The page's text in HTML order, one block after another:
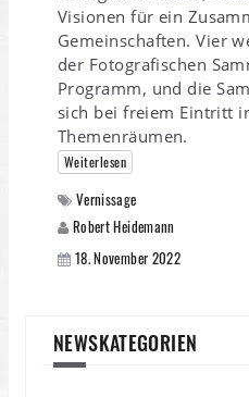
Visionen für ein
Gemeinschaften. Vier
der Fotografischen
Programm, und die
sich bei freiem Eintritt
Themenräumen.
Weiterlesen
Vernissage
Robert Heidemann
18. November 2022
NEWSKATEGORIEN